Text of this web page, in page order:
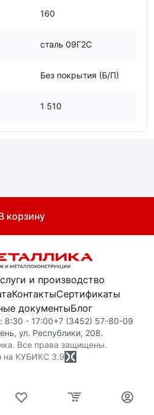
160
сталь 09Г2С
Без покрытия (Б/П)
1 510
корзину
и производство
КонтактыСертификаты
документыБлог
8:30 - 17:00+7 (3452) 57-80-09
ул. Республики, 208.
Все права защищены.
на КУБИКС 3.9